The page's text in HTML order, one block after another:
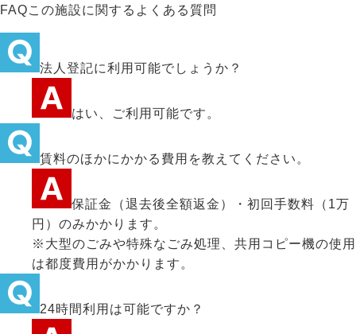
FAQこの施設に関するよくある質問
法人登記に利用可能でしょうか？
はい、ご利用可能です。
賃料のほかにかかる費用を教えてください。
保証金（退去後全額返金）・初回手数料（1万
円）のみかかります。
※大型のごみや特殊なごみ処理、共用コピー機の使用
は都度費用がかかります。
24時間利用は可能ですか？